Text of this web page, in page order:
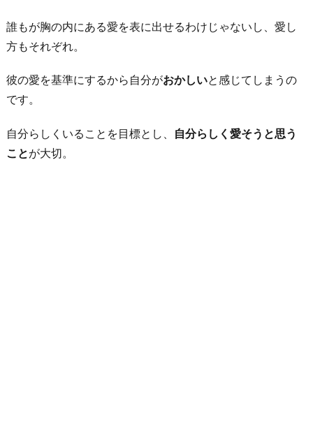
誰もが胸の内にある愛を表に出せるわけじゃないし、愛し
方もそれぞれ。
彼の愛を基準にするから自分がおかしいと感じてしまうの
です。
自分らしくいることを目標とし、 自分らしく愛そうと思う
ことが大切。